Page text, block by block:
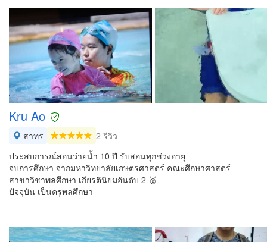
Kru Ao
สาทร
2 รีวิว
ประสบการณ์สอนว่ายน้ำ 10 ปี รับสอนทุกช่วงอายุ
จบการศึกษา จากมหาวิทยาลัยเกษตรศาสตร์ คณะศึกษาศาสตร์
สาขาวิชาพลศึกษา เกียรตินิยมอันดับ 2 🥈
ปัจจุบัน เป็นครูพลศึกษา